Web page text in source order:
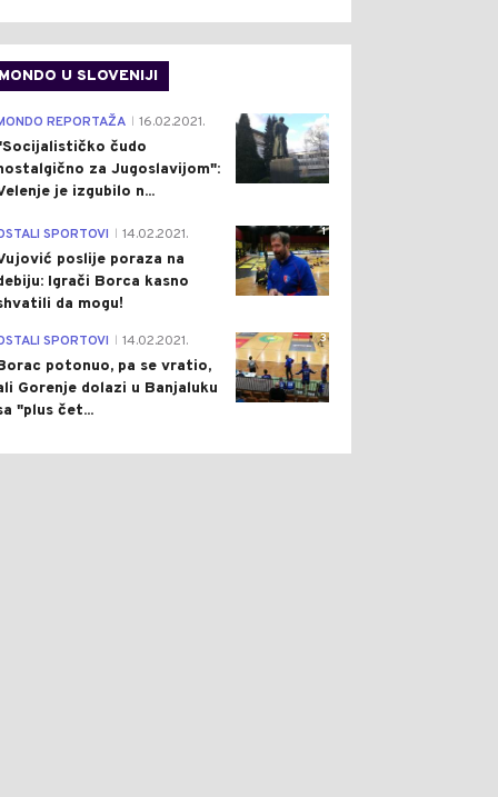
MONDO U SLOVENIJI
4
REPORTAŽA 16.02.2021.
čudo
za Jugoslavijom":
je izgubilo n...
1
SPORTOVI 14.02.2021.
poslije poraza na
Igrači Borca kasno
da mogu!
3
SPORTOVI 14.02.2021.
potonuo, pa se vratio,
Gorenje dolazi u Banjaluku
"plus čet...